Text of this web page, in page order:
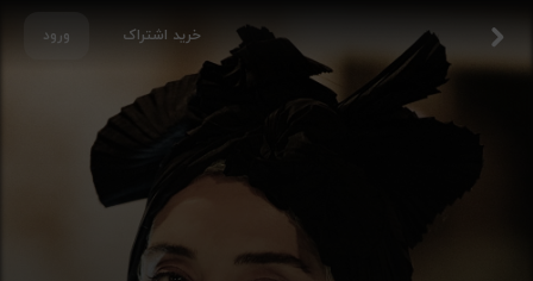
ورود خرید اشتراک